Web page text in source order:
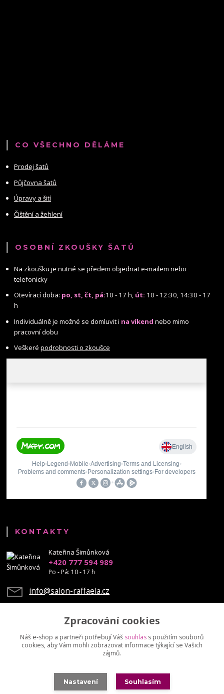
CO VŠECHNO DĚLÁME
Prodej šatů
Půjčovna šatů
Úpravy a šití
Čištění a žehlení
OSOBNÍ ZKOUŠKY ŠATŮ
Na zkoušku je nutné se předem objednat e-mailem nebo
telefonicky
Otevírací doba: po, st, čt, pá:10 - 17 h, út: 10 - 12:30, 14:30 - 17
h
Individuálně je možné se domluvit i na víkend nebo mimo
pracovní dobu
Veškerépodrobnosti o zkoušce
KONTAKTY
Kateřina Šimůnková
+420 777 594 989
Po - Pá: 10 - 17 h
info@salon-raffaela.cz
Upravit sběr cookies.
© Mgr. Kateřina Šimůnková, 2023 - další šíření našich fotek je chráněno
autorskými právy
Zpracování cookies
Náš e-shop a partneři potřebují Váš souhlas s použitím souborů
cookies, aby Vám mohli zobrazovat informace týkající se Vašich
zájmů.
Nastavení Souhlasím